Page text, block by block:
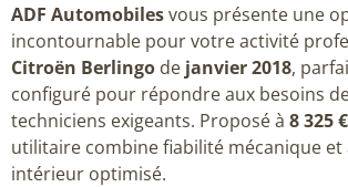
ADF Automobilesvous présente une
incontournable pour votre activité
Citroën Berlingo de janvier 2018,
configuré pour répondre aux besoins
techniciens exigeants. Proposé à 8 325
utilitaire combine fiabilité mécanique
intérieur optimisé.